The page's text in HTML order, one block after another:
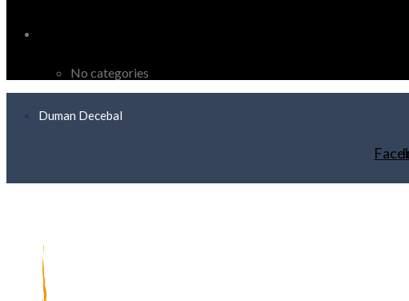
No categories
Duman Decebal